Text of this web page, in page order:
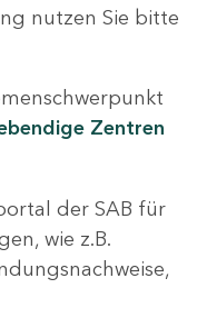
nutzen Sie bitte
Zentren
der SAB für
wie z.B.